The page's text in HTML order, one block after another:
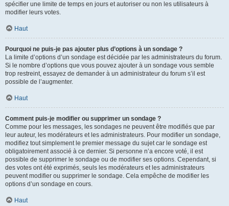
spécifier une limite de temps en jours et autoriser ou non les utilisateurs à
modifier leurs votes.
Haut
Pourquoi ne puis-je pas ajouter plus d’options à un sondage ?
La limite d’options d’un sondage est décidée par les administrateurs du forum.
Si le nombre d’options que vous pouvez ajouter à un sondage vous semble
trop restreint, essayez de demander à un administrateur du forum s’il est
possible de l’augmenter.
Haut
Comment puis-je modifier ou supprimer un sondage ?
Comme pour les messages, les sondages ne peuvent être modifiés que par
leur auteur, les modérateurs et les administrateurs. Pour modifier un sondage,
modifiez tout simplement le premier message du sujet car le sondage est
obligatoirement associé à ce dernier. Si personne n’a encore voté, il est
possible de supprimer le sondage ou de modifier ses options. Cependant, si
des votes ont été exprimés, seuls les modérateurs et les administrateurs
peuvent modifier ou supprimer le sondage. Cela empêche de modifier les
options d’un sondage en cours.
Haut